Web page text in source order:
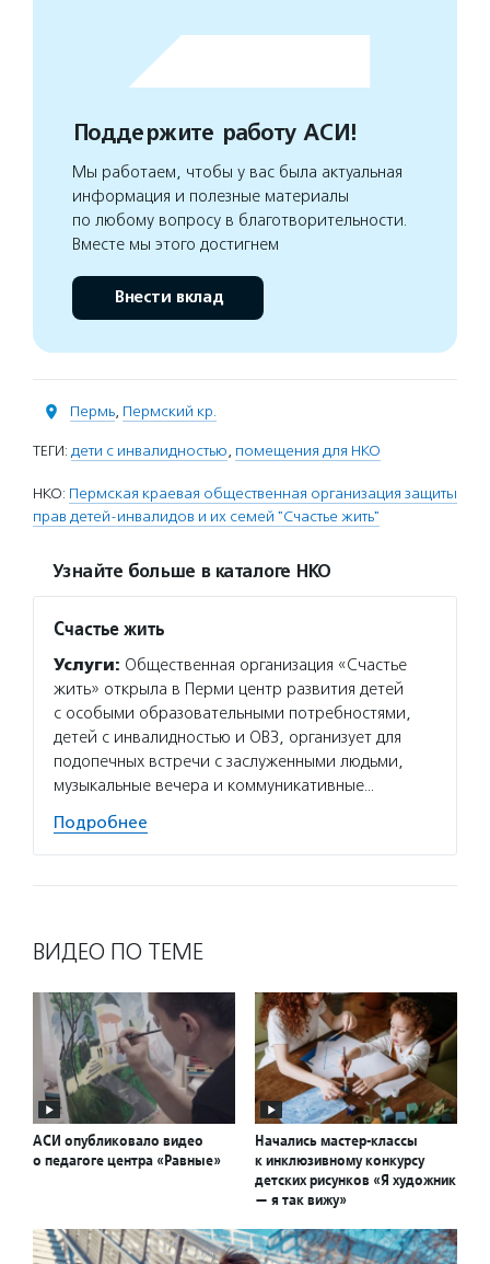
Поддержите работу АСИ!
Мы работаем, чтобы у вас была актуальная
информация и полезные материалы
по любому вопросу в благотворительности.
Вместе мы этого достигнем
Внести вклад
Пермь, Пермский кр.
ТЕГИ: дети с инвалидностью, помещения для НКО
НКО: Пермская краевая общественная организация защиты
прав детей-инвалидов и их семей "Счастье жить"
Узнайте больше в каталоге НКО
Счастье жить
Услуги: Общественная организация «Счастье
жить» открыла в Перми центр развития детей
с особыми образовательными потребностями,
детей с инвалидностью и ОВЗ, организует для
подопечных встречи с заслуженными людьми,
музыкальные вечера и коммуникативные…
Подробнее
ВИДЕО ПО ТЕМЕ
АСИ опубликовало видео
о педагоге центра «Равные»
Начались мастер-классы
к инклюзивному конкурсу
детских рисунков «Я художник
— я так вижу»